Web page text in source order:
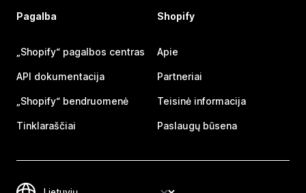
Pagalba
„Shopify“ pagalbos centras
API dokumentacija
„Shopify“ bendruomenė
Tinklaraščiai
Shopify
Apie
Partneriai
Teisinė informacija
Paslaugų būsena